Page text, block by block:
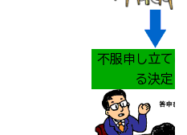
不服申し立て
る決定